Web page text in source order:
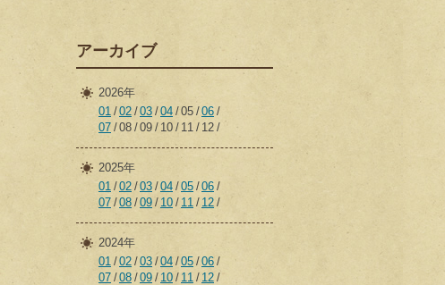
アーカイブ
2026年
01 02 03 04 05 06
07 08 09 10 11 12
2025年
01 02 03 04 05 06
07 08 09 10 11 12
2024年
01 02 03 04 05 06
07 08 09 10 11 12